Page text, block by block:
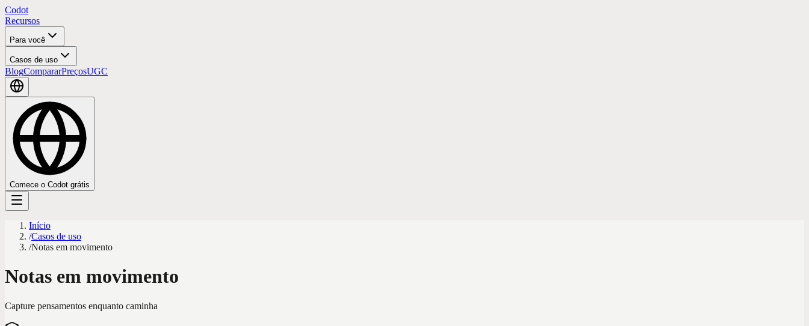
Codot
Recursos
Para você
Casos de uso
BlogCompararPreçosUGC
Comece o Codot grátis
Início
/Casos de uso
/Notas em movimento
Notas em movimento
Capture pensamentos enquanto caminha